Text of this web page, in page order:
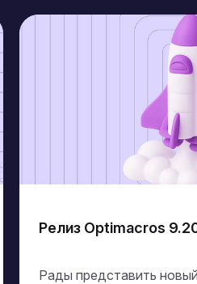
Релиз Optimacros
Рады представить